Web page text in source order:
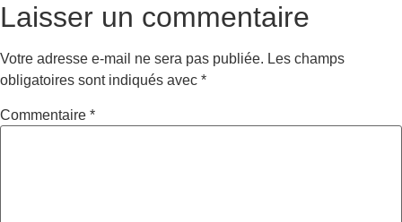
Laisser un commentaire
Votre adresse e-mail ne sera pas publiée. Les champs
obligatoires sont indiqués avec *
Commentaire *